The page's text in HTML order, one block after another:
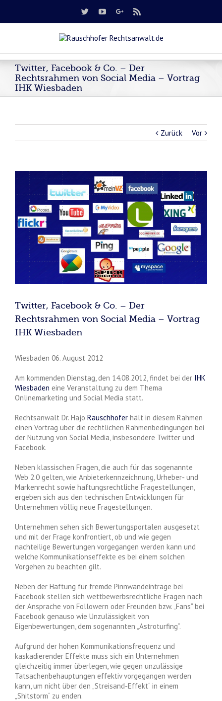
Twitter, Facebook & Co. – Der
Rechtsrahmen von Social Media – Vortrag
IHK Wiesbaden
Zurück Vor
Twitter, Facebook & Co. – Der
Rechtsrahmen von Social Media – Vortrag
IHK Wiesbaden
Wiesbaden 06. August 2012
Am kommenden Dienstag, den 14.08.2012, findet bei der IHK
Wiesbaden eine Veranstaltung zu dem Thema
Onlinemarketing und Social Media statt.
Rechtsanwalt Dr. Hajo Rauschhofer hält in diesem Rahmen
einen Vortrag über die rechtlichen Rahmenbedingungen bei
der Nutzung von Social Media, insbesondere Twitter und
Facebook.
Neben klassischen Fragen, die auch für das sogenannte
Web 2.0 gelten, wie Anbieterkennzeichnung, Urheber- und
Markenrecht sowie haftungsrechtliche Fragestellungen,
ergeben sich aus den technischen Entwicklungen für
Unternehmen völlig neue Fragestellungen.
Unternehmen sehen sich Bewertungsportalen ausgesetzt
und mit der Frage konfrontiert, ob und wie gegen
nachteilige Bewertungen vorgegangen werden kann und
welche Kommunikationseffekte es bei einem solchen
Vorgehen zu beachten gilt.
Neben der Haftung für fremde Pinnwandeinträge bei
Facebook stellen sich wettbewerbsrechtliche Fragen nach
der Ansprache von Followern oder Freunden bzw. „Fans“ bei
Facebook genauso wie Unzulässigkeit von
Eigenbewertungen, dem sogenannten „Astroturfing“.
Aufgrund der hohen Kommunikationsfrequenz und
kaskadierender Effekte muss sich ein Unternehmen
gleichzeitig immer überlegen, wie gegen unzulässige
Tatsachenbehauptungen effektiv vorgegangen werden
kann, um nicht über den „Streisand-Effekt“ in einem
„Shitstorm“ zu enden.